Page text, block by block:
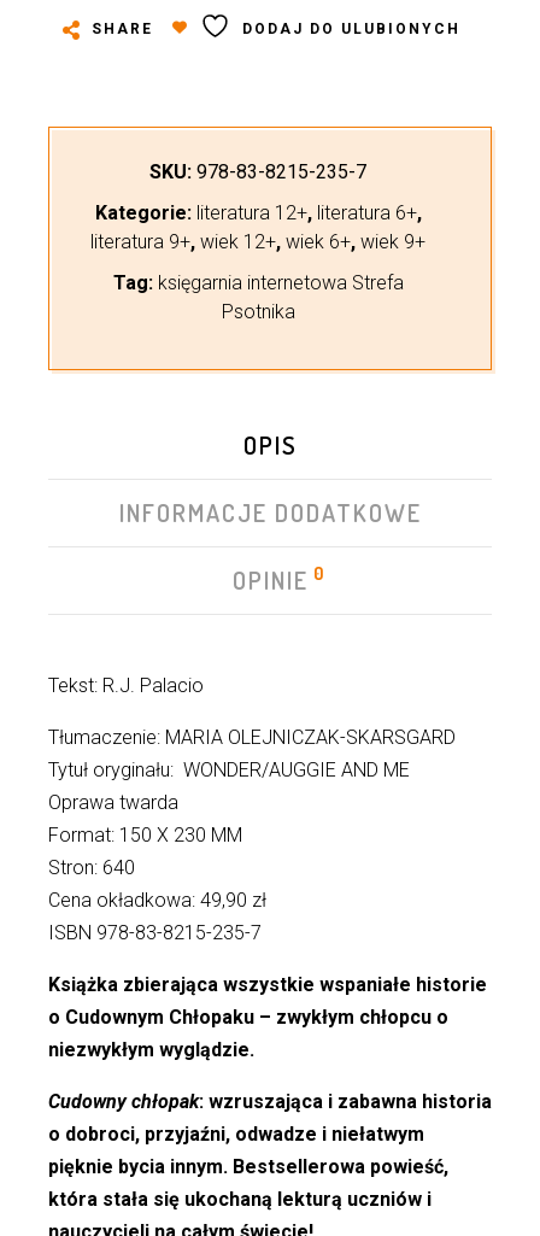
SHARE DODAJ DO ULUBIONYCH
SKU: 978-83-8215-235-7
Kategorie: literatura 12+, literatura 6+,
literatura 9+, wiek 12+, wiek 6+, wiek 9+
Tag: księgarnia internetowa Strefa
Psotnika
OPIS
INFORMACJE DODATKOWE
OPINIE 0
Tekst: R.J. Palacio
Tłumaczenie: MARIA OLEJNICZAK-SKARSGARD
Tytuł oryginału: WONDER/AUGGIE AND ME
Oprawa twarda
Format: 150 X 230 MM
Stron: 640
Cena okładkowa: 49,90 zł
ISBN 978-83-8215-235-7
Książka zbierająca wszystkie wspaniałe historie
o Cudownym Chłopaku – zwykłym chłopcu o
niezwykłym wyglądzie.
Cudowny chłopak: wzruszająca i zabawna historia
o dobroci, przyjaźni, odwadze i niełatwym
pięknie bycia innym. Bestsellerowa powieść,
która stała się ukochaną lekturą uczniów i